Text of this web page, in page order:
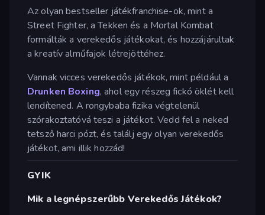
Az olyan bestseller játékfranchise-ok, mint a
Street Fighter, a Tekken és a Mortal Kombat
formálták a verekedős játékokat, és hozzájárultak
a kreatív alműfajok létrejöttéhez.
Vannak vicces verekedős játékok, mint például a
Drunken Boxing, ahol egy részeg fickó öklét kell
lendítened. A rongybaba fizika végtelenül
szórakoztatóvá teszi a játékot. Vedd fel a neked
tetsző harci pózt, és találj egy olyan verekedős
játékot, ami illik hozzád!
GYIK
Mik a legnépszerűbb Verekedős Játékok?